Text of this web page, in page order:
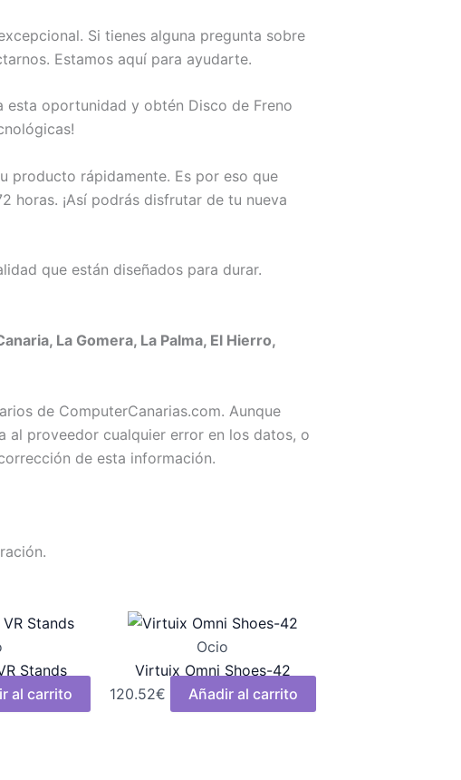
Si tienes alguna pregunta sobre
Estamos aquí para ayudarte.
esta oportunidad y obtén Disco de Freno
producto rápidamente. Es por eso que
horas. ¡Así podrás disfrutar de tu nueva
que están diseñados para durar.
La Gomera, La Palma, El Hierro,
de ComputerCanarias.com. Aunque
al proveedor cualquier error en los datos, o
de esta información.
Stands
al carrito
Ocio
Virtuix Omni Shoes-42
120.52€ Añadir al carrito